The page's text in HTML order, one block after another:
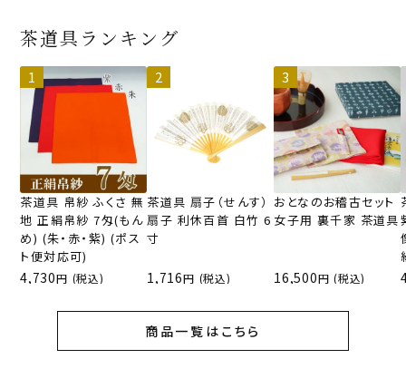
茶道具ランキング
茶道具 帛紗 ふくさ 無
地 正絹帛紗 7匁(もん
め) (朱・赤・紫) (ポス
ト便対応可)
4,730 (税込)
茶道具 扇子（せんす）
扇子 利休百首 白竹 6
寸
1,716 (税込)
おとなのお稽古セット
女子用 裏千家 茶道具
16,500 (税込)
商品一覧はこちら